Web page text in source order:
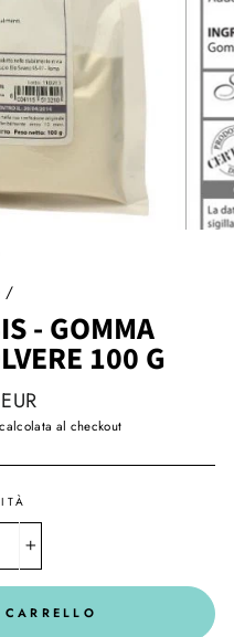
/
- GOMMA
100 G
calcolata al checkout